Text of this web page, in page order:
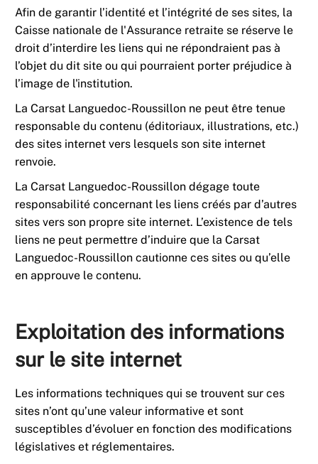
Afin de garantir l’identité et l’intégrité de ses sites, la
Caisse nationale de l'Assurance retraite se réserve le
droit d’interdire les liens qui ne répondraient pas à
l’objet du dit site ou qui pourraient porter préjudice à
l’image de l'institution.
La Carsat Languedoc-Roussillon ne peut être tenue
responsable du contenu (éditoriaux, illustrations, etc.)
des sites internet vers lesquels son site internet
renvoie.
La Carsat Languedoc-Roussillon dégage toute
responsabilité concernant les liens créés par d’autres
sites vers son propre site internet. L’existence de tels
liens ne peut permettre d’induire que la Carsat
Languedoc-Roussillon cautionne ces sites ou qu’elle
en approuve le contenu.
Exploitation des informations
sur le site internet
Les informations techniques qui se trouvent sur ces
sites n’ont qu’une valeur informative et sont
susceptibles d’évoluer en fonction des modifications
législatives et réglementaires.